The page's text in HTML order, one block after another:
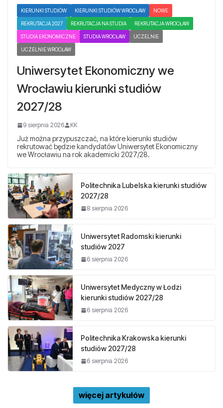
KIERUNKI STUDIÓW KIERUNKI STUDIÓW WROCŁAW NOWE
REKRUTACJA 2027 REKRUTACJA NA STUDIA REKRUTACJA WROCŁAW
STUDIA EKONOMICZNE STUDIA WROCŁAW UCZELNIE
UCZELNIE WROCŁAW
Uniwersytet Ekonomiczny we
Wrocławiu kierunki studiów
2027/28
9 sierpnia 2026 KK
Już można przypuszczać, na które kierunki studiów
rekrutować będzie kandydatów Uniwersytet Ekonomiczny
we Wrocławiu na rok akademicki 2027/28.
Politechnika Lubelska kierunki studiów
2027/28
8 sierpnia 2026
Uniwersytet Radomski kierunki
studiów 2027
6 sierpnia 2026
Uniwersytet Medyczny w Łodzi
kierunki studiów 2027/28
6 sierpnia 2026
Politechnika Krakowska kierunki
studiów 2027/28
6 sierpnia 2026
więcej artykułów